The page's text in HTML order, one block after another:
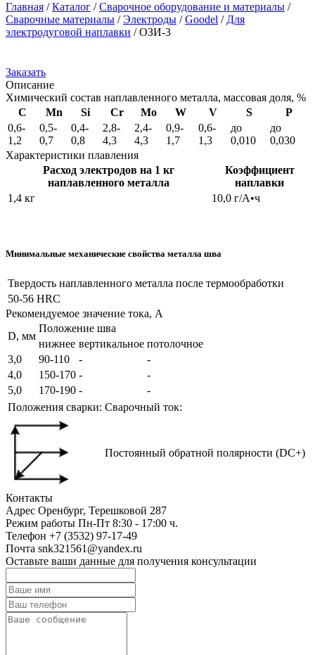
Главная /Каталог /Сварочное оборудование и материалы /
Сварочные материалы /Электроды /Goodel / Для
электродуговой наплавки /ОЗИ-3
Заказать
Описание
Химический состав наплавленного металла, массовая доля, %
C
Mn Si Cr Mo W V S
P
0,6-
1,2
0,5-
0,7
0,4-
0,8
2,8-
4,3
2,4-
4,3
0,9-
1,7
0,6-
1,3
до
0,010
до
0,030
Характеристики плавления
Расход электродов на 1 кг
наплавленного металла
Коэффициент
наплавки
1,4 кг
10,0 г/А•ч
Минимальные механические свойства металла шва
Твердость наплавленного металла после термообработки
50-56 HRC
Рекомендуемое значение тока, А
D, мм
Положение шва
нижнее вертикальное потолочное
3,0
90-110 -
-
4,0
150-170 -
-
5,0
170-190 -
-
Положения сварки: Сварочный ток:
Постоянный обратной полярности (DC+)
Контакты
Адрес Оренбург, Терешковой 287
Режим работы Пн-Пт 8:30 - 17:00 ч.
Телефон +7 (3532) 97-17-49
Почта snk321561@yandex.ru
Оставьте ваши данные для получения консультации